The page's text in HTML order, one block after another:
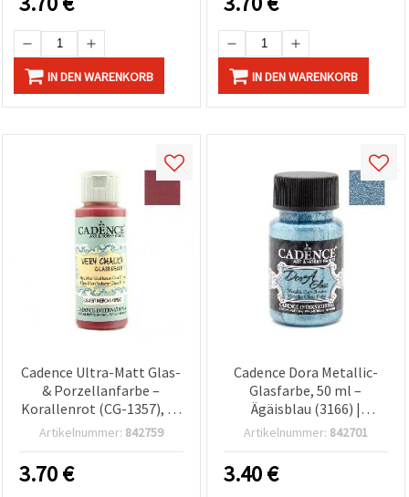
IN DEN WARENKORB
Bastelfarbe für Glas,
Porzellan & Keramik
IN DEN WARENKORB
Cadence Ultra-Matt Glas-
& Porzellanfarbe –
Korallenrot (CG-1357), 59
ml | Bastelfarbe für Glas,
Artikelnummer: 842759
3.70€
Cadence Dora Metallic-
Glasfarbe, 50 ml –
Ägäisblau (3166) |
Schimmer-Finish für
Gläser, Fenster & DIY-
Bastelprojekte
Artikelnummer: 842701
3.40€